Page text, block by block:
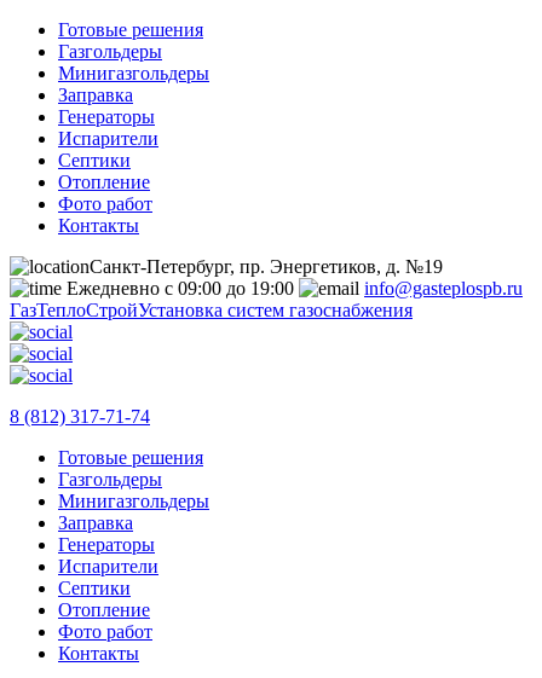
Готовые решения
Газгольдеры
Минигазгольдеры
Заправка
Генераторы
Испарители
Септики
Отопление
Фото работ
Контакты
Санкт-Петербург, пр. Энергетиков, д. №19
Ежедневно с 09:00 до 19:00
info@gasteplospb.ru
ГазТеплоСтройУстановка систем газоснабжения
8 (812) 317-71-74
Готовые решения
Газгольдеры
Минигазгольдеры
Заправка
Генераторы
Испарители
Септики
Отопление
Фото работ
Контакты